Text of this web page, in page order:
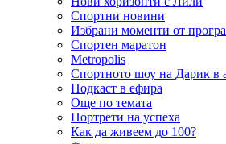
Спортни новини
Избрани моменти от
Спортен маратон
Metropolis
Спортното шоу на Дарик в
Подкаст в ефира
Още по темата
Портрети на успеха
Как да живеем до 100?